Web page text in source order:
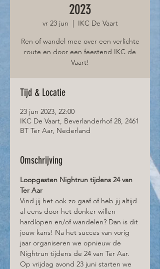
2023
vr 23 jun
  |
IKC De Vaart
Ren of wandel mee over een verlichte
route en door een feestend IKC de
Vaart!
Tijd & Locatie
23 jun 2023, 22:00
IKC De Vaart, Beverlanderhof 28, 2461
BT Ter Aar, Nederland
Omschrijving
Loopgasten Nightrun tijdens 24 van
Ter Aar
Vind jij het ook zo gaaf of heb jij altijd
al eens door het donker willen
hardlopen en/of wandelen? Dan is dit
jouw kans! Na het succes van vorig
jaar organiseren we opnieuw de
Nightrun tijdens de 24 van Ter Aar.
Op vrijdag avond 23 juni starten we